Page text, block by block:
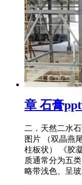
章 石膏
二．天然二水
图片 （双晶燕
柱板状） 《胶
质通常分为五
略带浅色、呈玻